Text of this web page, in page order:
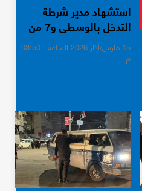
استشهاد مدير شرطة
التدخل بالوسطى و7 من
كوادرها في غارة إسرائيلية
15 مارس/آذار 2026 الساعة . 03:50
م